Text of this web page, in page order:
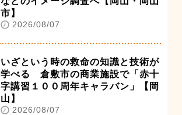
市】
2026/08/07
いざという時の救命の知識と技術が
学べる 倉敷市の商業施設で「赤十
字講習１００周年キャラバン」【岡
山】
2026/08/07